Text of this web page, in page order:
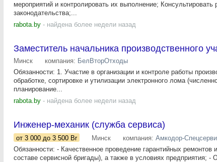
мероприятий и контролировать их выполнение;
законодательства;...
rabota.by - найдена более недели назад
Заместитель начальника производственного
Минск компания: БелВторОтходы
Обязанности: 1. Участие в организации и контроле работы
обработке, сортировке и утилизации электронного лома
планирование...
rabota.by - найдена более недели назад
Инженер-механик (служба сервиса)
от 3 000 до 3 500 Br Минск компания: Амкодор-
Обязанности: - Качественное проведение гарантийных ремонтов
составе сервисной бригады), а также в условиях предприятия;